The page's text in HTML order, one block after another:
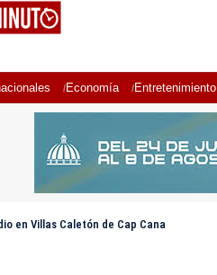
Economía Entretenimiento
en Villas Caletón de Cap Cana